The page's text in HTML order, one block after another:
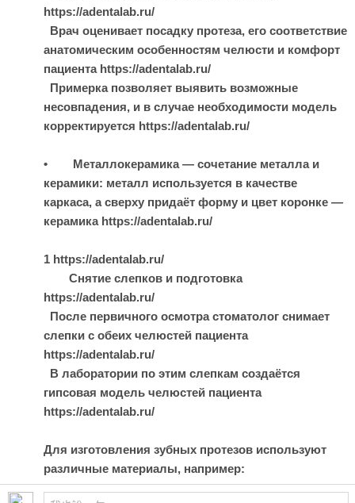
https://adentalab.ru/
Врач оценивает посадку протеза, его соответствие
анатомическим особенностям челюсти и комфорт
пациента https://adentalab.ru/
Примерка позволяет выявить возможные
несовпадения, и в случае необходимости модель
корректируется https://adentalab.ru/
• Металлокерамика — сочетание металла и
керамики: металл используется в качестве
каркаса, а сверху придаёт форму и цвет коронке —
керамика https://adentalab.ru/
1 https://adentalab.ru/
Снятие слепков и подготовка
https://adentalab.ru/
После первичного осмотра стоматолог снимает
слепки с обеих челюстей пациента
https://adentalab.ru/
В лаборатории по этим слепкам создаётся
гипсовая модель челюстей пациента
https://adentalab.ru/
Для изготовления зубных протезов используют
различные материалы, например: